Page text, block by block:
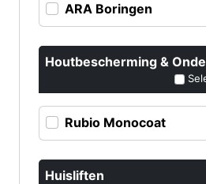
ARA Boringen
Houtbescherming &
Rubio Monocoat
Huisliften